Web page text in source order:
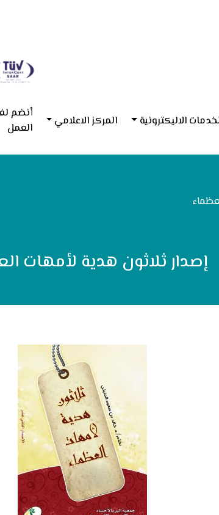
الاليكترونية المركز الاعلامي
أنضم
العمل
إصدار ثلاثون هدية لأمهات